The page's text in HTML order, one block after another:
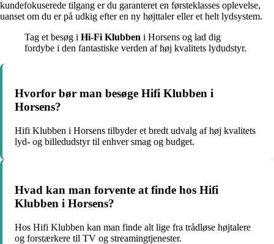
kundefokuserede tilgang er du garanteret en førsteklasses oplevelse,
uanset om du er på udkig efter en ny højttaler eller et helt lydsystem.
Tag et besøg i Hi-Fi Klubben i Horsens og lad dig
fordybe i den fantastiske verden af høj kvalitets lydudstyr.
Hvorfor bør man besøge Hifi Klubben i
Horsens?
Hifi Klubben i Horsens tilbyder et bredt udvalg af høj kvalitets
lyd- og billedudstyr til enhver smag og budget.
Hvad kan man forvente at finde hos Hifi
Klubben i Horsens?
Hos Hifi Klubben kan man finde alt lige fra trådløse højtalere
og forstærkere til TV og streamingtjenester.